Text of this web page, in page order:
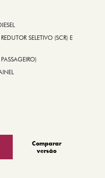
SELETIVO (SCR) E
Comparar
versão